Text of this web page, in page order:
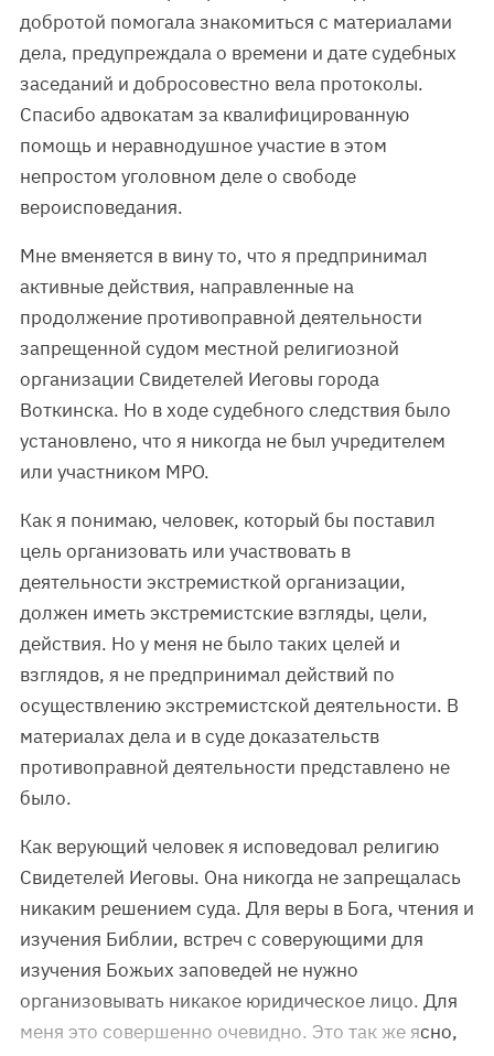
добротой помогала знакомиться с материалами
дела, предупреждала о времени и дате судебных
заседаний и добросовестно вела протоколы.
Спасибо адвокатам за квалифицированную
помощь и неравнодушное участие в этом
непростом уголовном деле о свободе
вероисповедания.
Мне вменяется в вину то, что я предпринимал
активные действия, направленные на
продолжение противоправной деятельности
запрещенной судом местной религиозной
организации Свидетелей Иеговы города
Воткинска. Но в ходе судебного следствия было
установлено, что я никогда не был учредителем
или участником МРО.
Как я понимаю, человек, который бы поставил
цель организовать или участвовать в
деятельности экстремисткой организации,
должен иметь экстремистские взгляды, цели,
действия. Но у меня не было таких целей и
взглядов, я не предпринимал действий по
осуществлению экстремистской деятельности. В
материалах дела и в суде доказательств
противоправной деятельности представлено не
было.
Как верующий человек я исповедовал религию
Свидетелей Иеговы. Она никогда не запрещалась
никаким решением суда. Для веры в Бога, чтения и
изучения Библии, встреч с соверующими для
изучения Божьих заповедей не нужно
организовывать никакое юридическое лицо. Для
меня это совершенно очевидно. Это так же ясно,